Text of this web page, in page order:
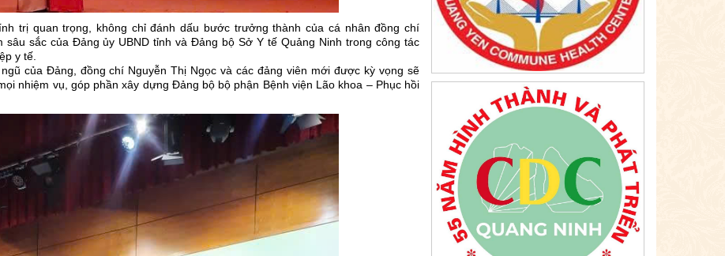
trị quan trọng, không chỉ đánh dấu bước trưởng thành của cá nhân đồng chí
sắc của Đảng ủy UBND tỉnh và Đảng bộ Sở Y tế Quảng Ninh trong công tác
y tế.
của Đảng, đồng chí Nguyễn Thị Ngọc và các đảng viên mới được kỳ vọng sẽ
nhiệm vụ, góp phần xây dựng Đảng bộ bộ phận Bệnh viện Lão khoa – Phục hồi